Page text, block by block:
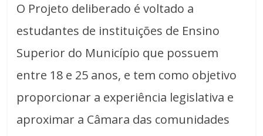
O Projeto deliberado é voltado a
estudantes de instituições de Ensino
Superior do Município que possuem
entre 18 e 25 anos, e tem como objetivo
proporcionar a experiência legislativa e
aproximar a Câmara das comunidades